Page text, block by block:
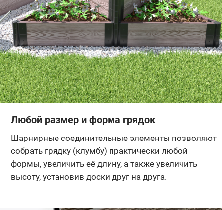
Любой размер и форма грядок
Шарнирные соединительные элементы позволяют
собрать грядку (клумбу) практически любой
формы, увеличить её длину, а также увеличить
высоту, установив доски друг на друга.